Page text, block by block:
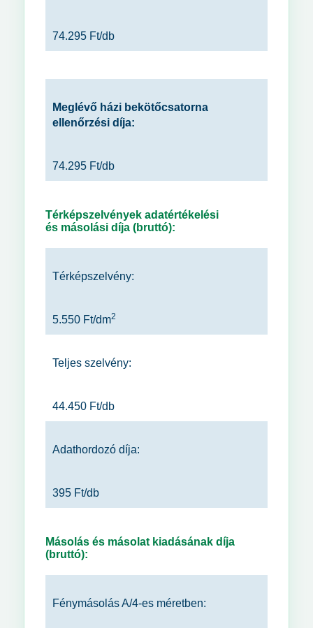
74.295 Ft/db
Meglévő házi bekötőcsatorna
ellenőrzési díja:
74.295 Ft/db
Térképszelvények adatértékelési
és másolási díja (bruttó):
Térképszelvény:
5.550 Ft/dm2
Teljes szelvény:
44.450 Ft/db
Adathordozó díja:
395 Ft/db
Másolás és másolat kiadásának díja
(bruttó):
Fénymásolás A/4-es méretben: